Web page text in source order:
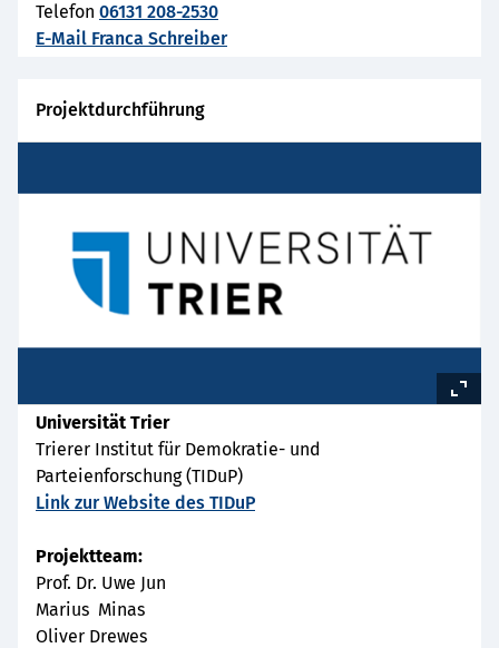
Telefon 06131 208-2530
E-Mail Franca Schreiber
Projektdurchführung
Universität Trier
Trierer Institut für Demokratie- und
Parteienforschung (TIDuP)
Link zur Website des TIDuP
Projektteam:
Prof. Dr. Uwe Jun
Marius Minas
Oliver Drewes